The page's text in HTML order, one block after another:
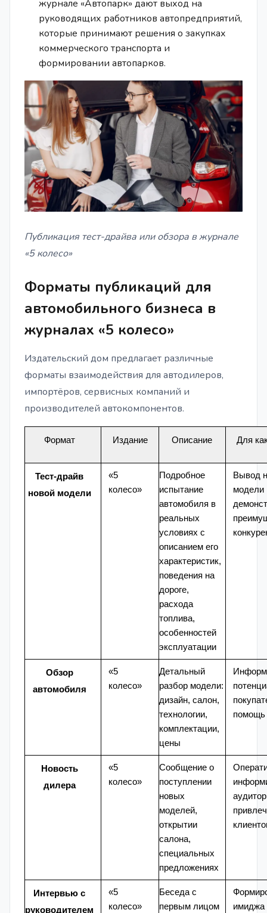
журнале «Автопарк» дают выход на
руководящих работников автопредприятий,
которые принимают решения о закупках
коммерческого транспорта и
формировании автопарков.
Публикация тест-драйва или обзора в журнале
«5 колесо»
Форматы публикаций для
автомобильного бизнеса в
журналах «5 колесо»
Издательский дом предлагает различные
форматы взаимодействия для автодилеров,
импортёров, сервисных компаний и
производителей автокомпонентов.
Формат Издание Описание Для
Тест-драйв
новой модели
«5
колесо»
Подробное
испытание
автомобиля в
реальных
условиях с
описанием его
характеристик,
поведения на
дороге,
расхода
топлива,
особенностей
эксплуатации
Вывод
модели
Обзор
автомобиля
«5
колесо»
Детальный
разбор модели:
дизайн, салон,
технологии,
комплектации,
цены
помощь
Новость
дилера
«5
колесо»
Сообщение о
поступлении
новых
моделей,
открытии
салона,
специальных
предложениях
Интервью с
руководителем
«5
колесо»
Беседа с
первым лицом
имиджа